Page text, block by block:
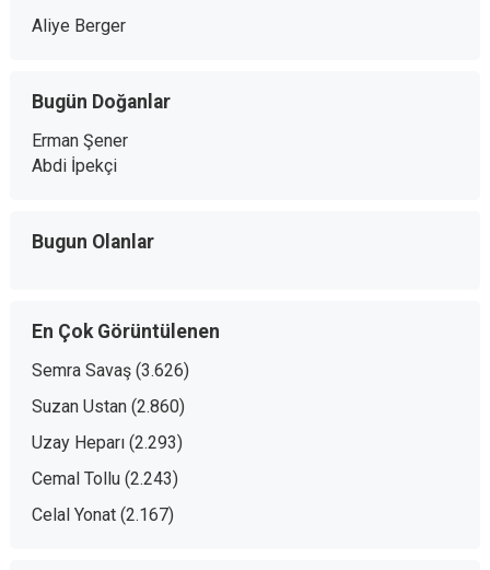
Aliye Berger
Bugün Doğanlar
Erman Şener
Abdi İpekçi
Bugun Olanlar
En Çok Görüntülenen
Semra Savaş (3.626)
Suzan Ustan (2.860)
Uzay Heparı (2.293)
Cemal Tollu (2.243)
Celal Yonat (2.167)